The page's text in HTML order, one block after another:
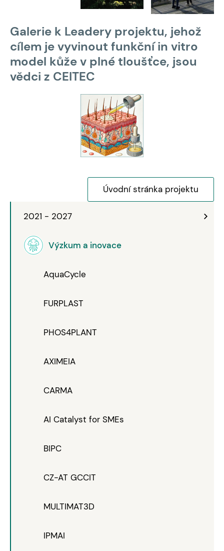
2021 - 2027
Výzkum a inovace
AquaCycle
FURPLAST
PHOS4PLANT
AXIMEIA
CARMA
AI Catalyst for SMEs
BIPC
CZ-AT GCCIT
MULTIMAT3D
IPMAI
Galerie k Leadery projektu, jehož
cílem je vyvinout funkční in vitro
model kůže v plné tloušťce, jsou
vědci z CEITEC
Úvodní stránka projektu